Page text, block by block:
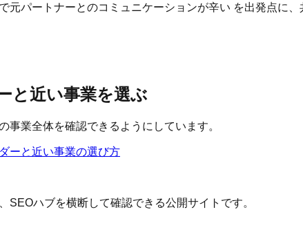
元パートナーとのコミュニケーションが辛い を出発点に
と近い事業を選ぶ
事業全体を確認できるようにしています。
ーと近い事業の選び方
SEOハブを横断して確認できる公開サイトです。